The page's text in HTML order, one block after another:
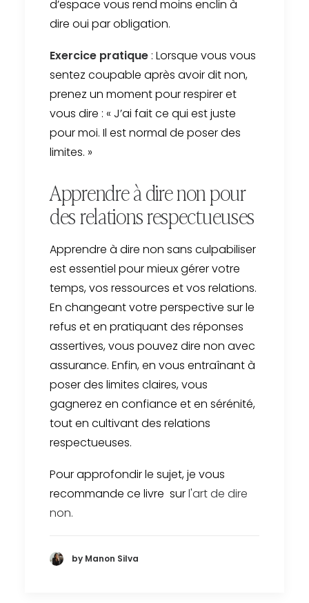
d’espace vous rend moins enclin à
dire oui par obligation.
Exercice pratique : Lorsque vous vous
sentez coupable après avoir dit non,
prenez un moment pour respirer et
vous dire : « J’ai fait ce qui est juste
pour moi. Il est normal de poser des
limites. »
Apprendre à dire non pour
des relations respectueuses
Apprendre à dire non sans culpabiliser
est essentiel pour mieux gérer votre
temps, vos ressources et vos relations.
En changeant votre perspective sur le
refus et en pratiquant des réponses
assertives, vous pouvez dire non avec
assurance. Enfin, en vous entraînant à
poser des limites claires, vous
gagnerez en confiance et en sérénité,
tout en cultivant des relations
respectueuses.
Pour approfondir le sujet, je vous
recommande ce livre surl'art de dire
non.
by Manon Silva